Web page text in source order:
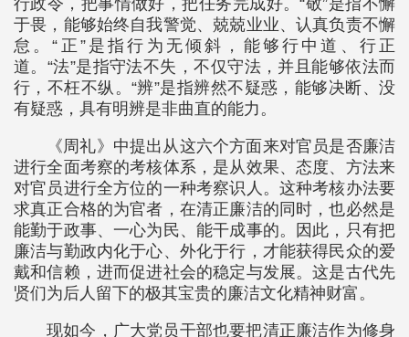
行政令，把事情做好，把任务完成好。“敬”是指不懈
于畏，能够始终自我警觉、兢兢业业、认真负责不懈
怠。“正”是指行为无倾斜，能够行中道、行正
道。“法”是指守法不失，不仅守法，并且能够依法而
行，不枉不纵。“辨”是指辨然不疑惑，能够决断、没
有疑惑，具有明辨是非曲直的能力。
《周礼》中提出从这六个方面来对官员是否廉洁
进行全面考察的考核体系，是从效果、态度、方法来
对官员进行全方位的一种考察识人。这种考核办法要
求真正合格的为官者，在清正廉洁的同时，也必然是
能勤于政事、一心为民、能干成事的。因此，只有把
廉洁与勤政内化于心、外化于行，才能获得民众的爱
戴和信赖，进而促进社会的稳定与发展。这是古代先
贤们为后人留下的极其宝贵的廉洁文化精神财富。
现如今，广大党员干部也要把清正廉洁作为修身